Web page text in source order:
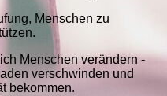
Menschen zu
Menschen verändern -
verschwinden und
bekommen.